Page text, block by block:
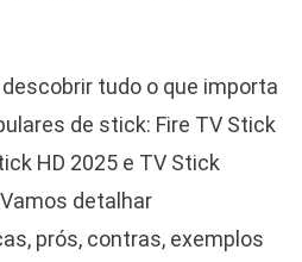
tudo o que importa
de stick: Fire TV Stick
HD 2025 e TV Stick
detalhar
prós, contras, exemplos